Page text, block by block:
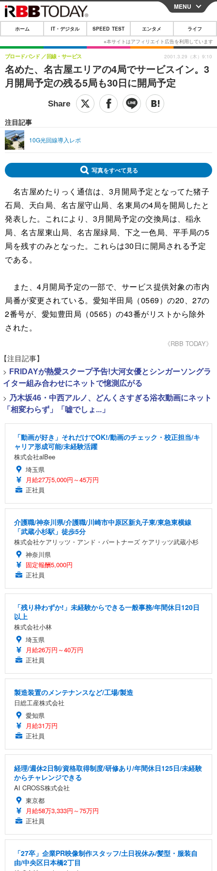
CLOSE
ホーム
IT・デジタル
IT・デジタルTOP スマートフォン
その他
SPEED TEST
映画・ドラマ
ショッピング その他
ライフTOP
リリース一覧
MENU
ホーム IT・デジタル SPEED TEST エンタメ ライフ
名めた、名古屋エリアの4局でサービスイン。3
月開局予定の残る5局も30日に開局予定
ブロードバンド 回線・サービス
注目記事
10G光回線導入レポ
2001.3.29（木）9:10
写真をすべて見る
名古屋めたりっく通信は、3月開局予定となってた猪子
石局、天白局、名古屋守山局、名東局の4局を開局したと
発表した。これにより、3月開局予定の交換局は、稲永
局、名古屋東山局、名古屋緑局、下之一色局、平手局の5
局を残すのみとなった。これらは30日に開局される予定
である。
また、4月開局予定の一部で、サービス提供対象の市内
局番が変更されている。愛知半田局（0569）の20、27の
2番号が、愛知豊田局（0565）の43番がリストから除外
された。
《RBB TODAY》
【注目記事】
> FRIDAYが熱愛スクープ予告!大河女優とシンガーソングラ
イター組み合わせにネットで憶測広がる
> 乃木坂46・中西アルノ、どんくさすぎる浴衣動画にネット
「相変わらず」「嘘でしょ...」
「動画が好き」それだけでOK!/動画のチェック・校正担当/キ
ャリア形成可能/未経験活躍
株式会社alBee
埼玉県
月給27万5,000円～45万円
正社員
介護職/神奈川県/介護職/川崎市中原区新丸子東/東急東横線
「武蔵小杉駅」徒歩5分
株式会社ケアリッツ・アンド・パートナーズ ケアリッツ武蔵小杉
神奈川県
固定報酬5,000円
正社員
「残り枠わずか!」未経験からできる一般事務/年間休日120日
以上
株式会社小林
埼玉県
月給26万円～40万円
正社員
製造装置のメンテナンスなど/工場/製造
日総工産株式会社
愛知県
月給31万円
正社員
経理/週休2日制/資格取得制度/研修あり/年間休日125日/未経験
からチャレンジできる
AI CROSS株式会社
東京都
月給58万3,333円～75万円
正社員
「27卒」企業PR映像制作スタッフ/土日祝休み/髪型・服装自
由/中央区日本橋2丁目